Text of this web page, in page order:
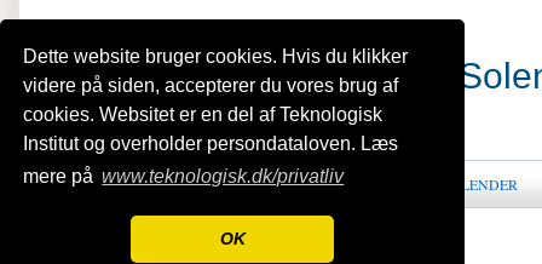
Dette website bruger cookies. Hvis du klikker
videre på siden, accepterer du vores brug af
cookies. Websitet er en del af Teknologisk
Institut og overholder persondataloven. Læs
mere på www.teknologisk.dk/privatliv
OK
BiS - Bygningsintegreret
HJEM OM BIS PROJEKTER KALENDER